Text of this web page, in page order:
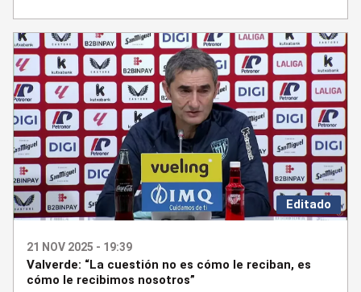
Editado
21 NOV 2025 - 19:39
Valverde: “La cuestión no es cómo le reciban, es
cómo le recibimos nosotros”